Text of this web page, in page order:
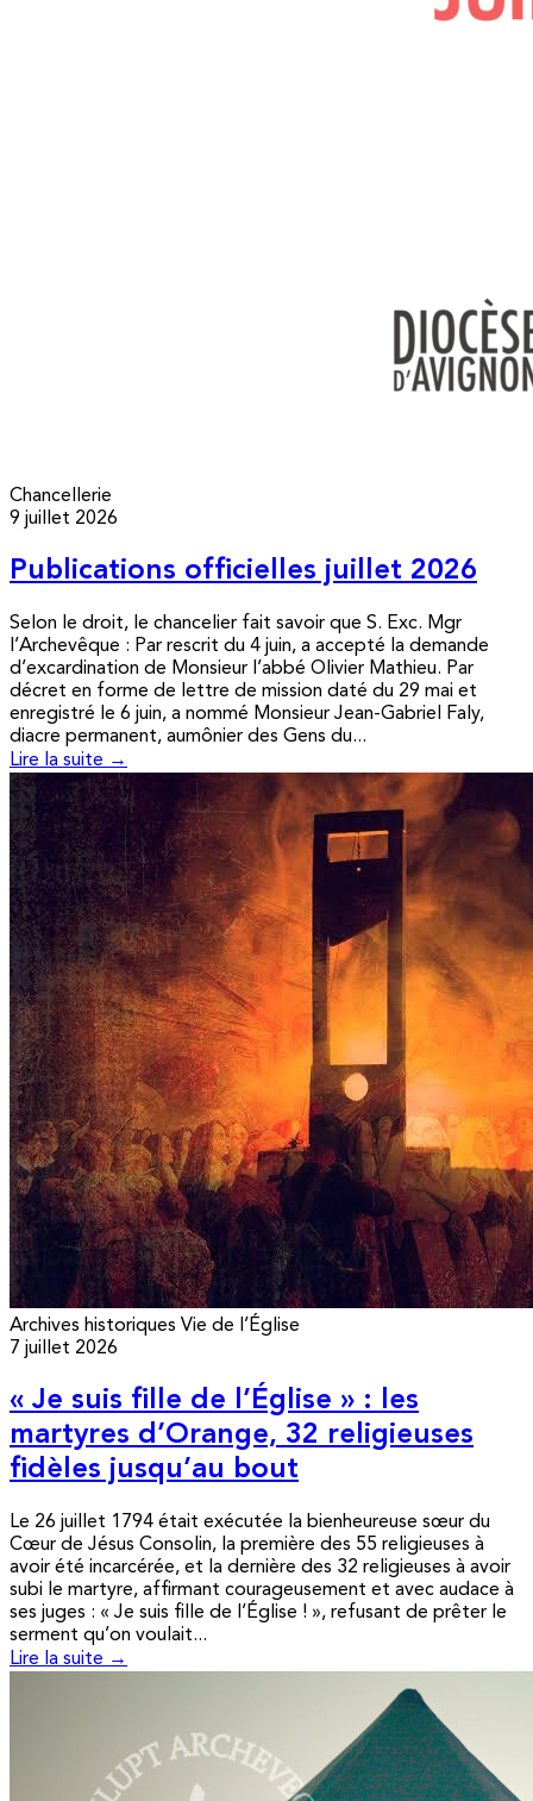
Chancellerie
9 juillet 2026
Publications officielles juillet 2026
Selon le droit, le chancelier fait savoir que S. Exc. Mgr
l’Archevêque : Par rescrit du 4 juin, a accepté la demande
d’excardination de Monsieur l’abbé Olivier Mathieu. Par
décret en forme de lettre de mission daté du 29 mai et
enregistré le 6 juin, a nommé Monsieur Jean-Gabriel Faly,
diacre permanent, aumônier des Gens du...
Lire la suite →
Archives historiques Vie de l’Église
7 juillet 2026
« Je suis fille de l’Église » : les
martyres d’Orange, 32 religieuses
fidèles jusqu’au bout
Le 26 juillet 1794 était exécutée la bienheureuse sœur du
Cœur de Jésus Consolin, la première des 55 religieuses à
avoir été incarcérée, et la dernière des 32 religieuses à avoir
subi le martyre, affirmant courageusement et avec audace à
ses juges : « Je suis fille de l’Église ! », refusant de prêter le
serment qu’on voulait...
Lire la suite →